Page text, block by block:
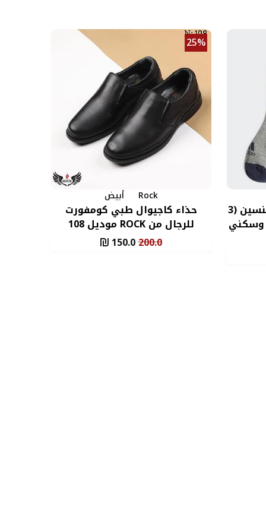
جوارب اديداس جرافيك للجنسين (3
وسكني
25%
Rock أبيض
حذاء كاجيوال طبي كومفورت
للرجال من ROCK موديل 108
200.0
150.0